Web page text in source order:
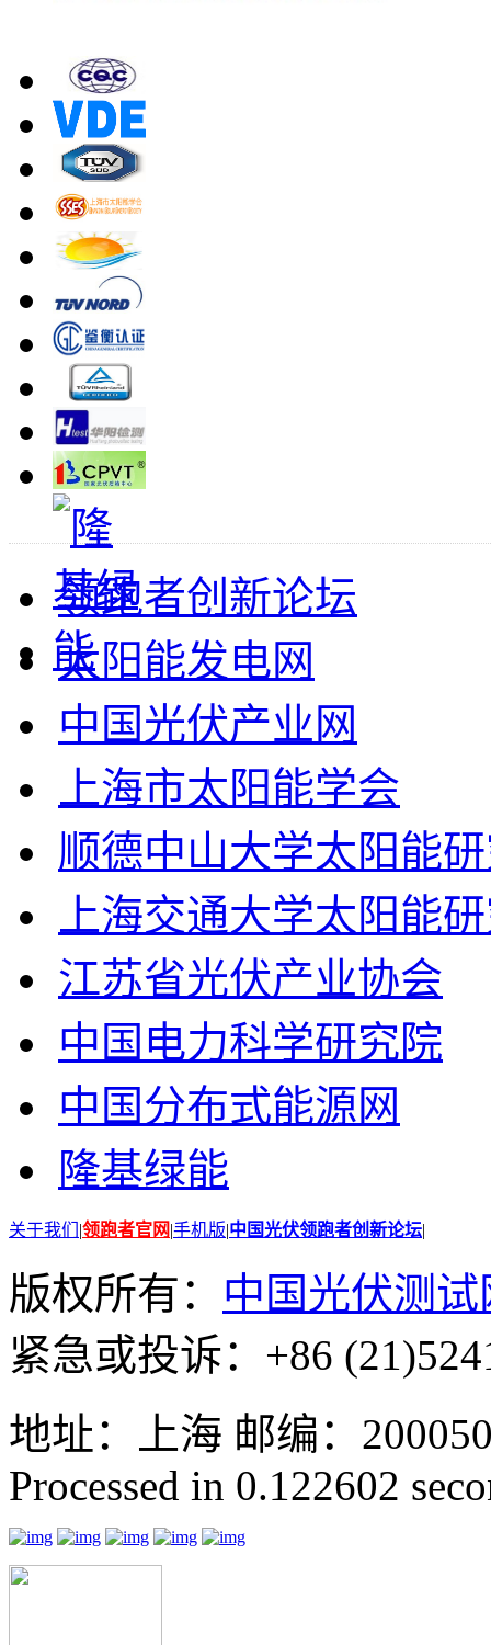
领跑者创新论坛
太阳能发电网
中国光伏产业网
上海市太阳能学会
顺德中山大学太阳能
上海交通大学太阳能
江苏省光伏产业协会
中国电力科学研究院
中国分布式能源网
隆基绿能
关于我们 |领跑者官网|手机版|中国光伏领跑者创新论坛|
版权所有： 中国光伏测试
紧急或投诉：+86
地址：上海 邮编：
Processed in 0.122602